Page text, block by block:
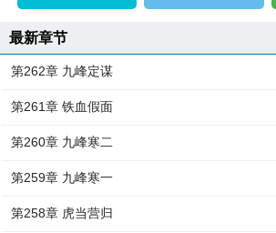
最新章节
第262章 九峰定谋
第261章 铁血假面
第260章 九峰寒二
第259章 九峰寒一
第258章 虎当营归